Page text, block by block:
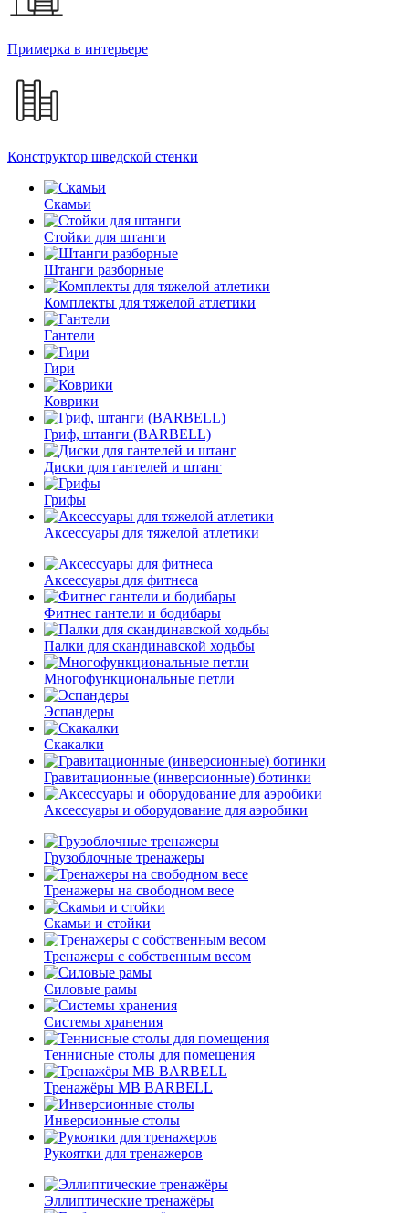
Примерка в интерьере
Конструктор шведской стенки
Скамьи
Стойки для штанги
Штанги разборные
Комплекты для тяжелой атлетики
Гантели
Гири
Коврики
Гриф, штанги (BARBELL)
Диски для гантелей и штанг
Грифы
Аксессуары для тяжелой атлетики
Аксессуары для фитнеса
Фитнес гантели и бодибары
Палки для скандинавской ходьбы
Многофункциональные петли
Эспандеры
Скакалки
Гравитационные (инверсионные) ботинки
Аксессуары и оборудование для аэробики
Грузоблочные тренажеры
Тренажеры на свободном весе
Скамьи и стойки
Тренажеры с собственным весом
Силовые рамы
Системы хранения
Теннисные столы для помещения
Тренажёры MB BARBELL
Инверсионные столы
Рукоятки для тренажеров
Эллиптические тренажёры